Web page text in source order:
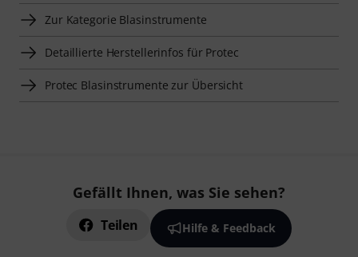
Zur Kategorie Blasinstrumente
Detaillierte Herstellerinfos für Protec
Protec Blasinstrumente zur Übersicht
Gefällt Ihnen, was Sie sehen?
Teilen Hilfe & Feedback